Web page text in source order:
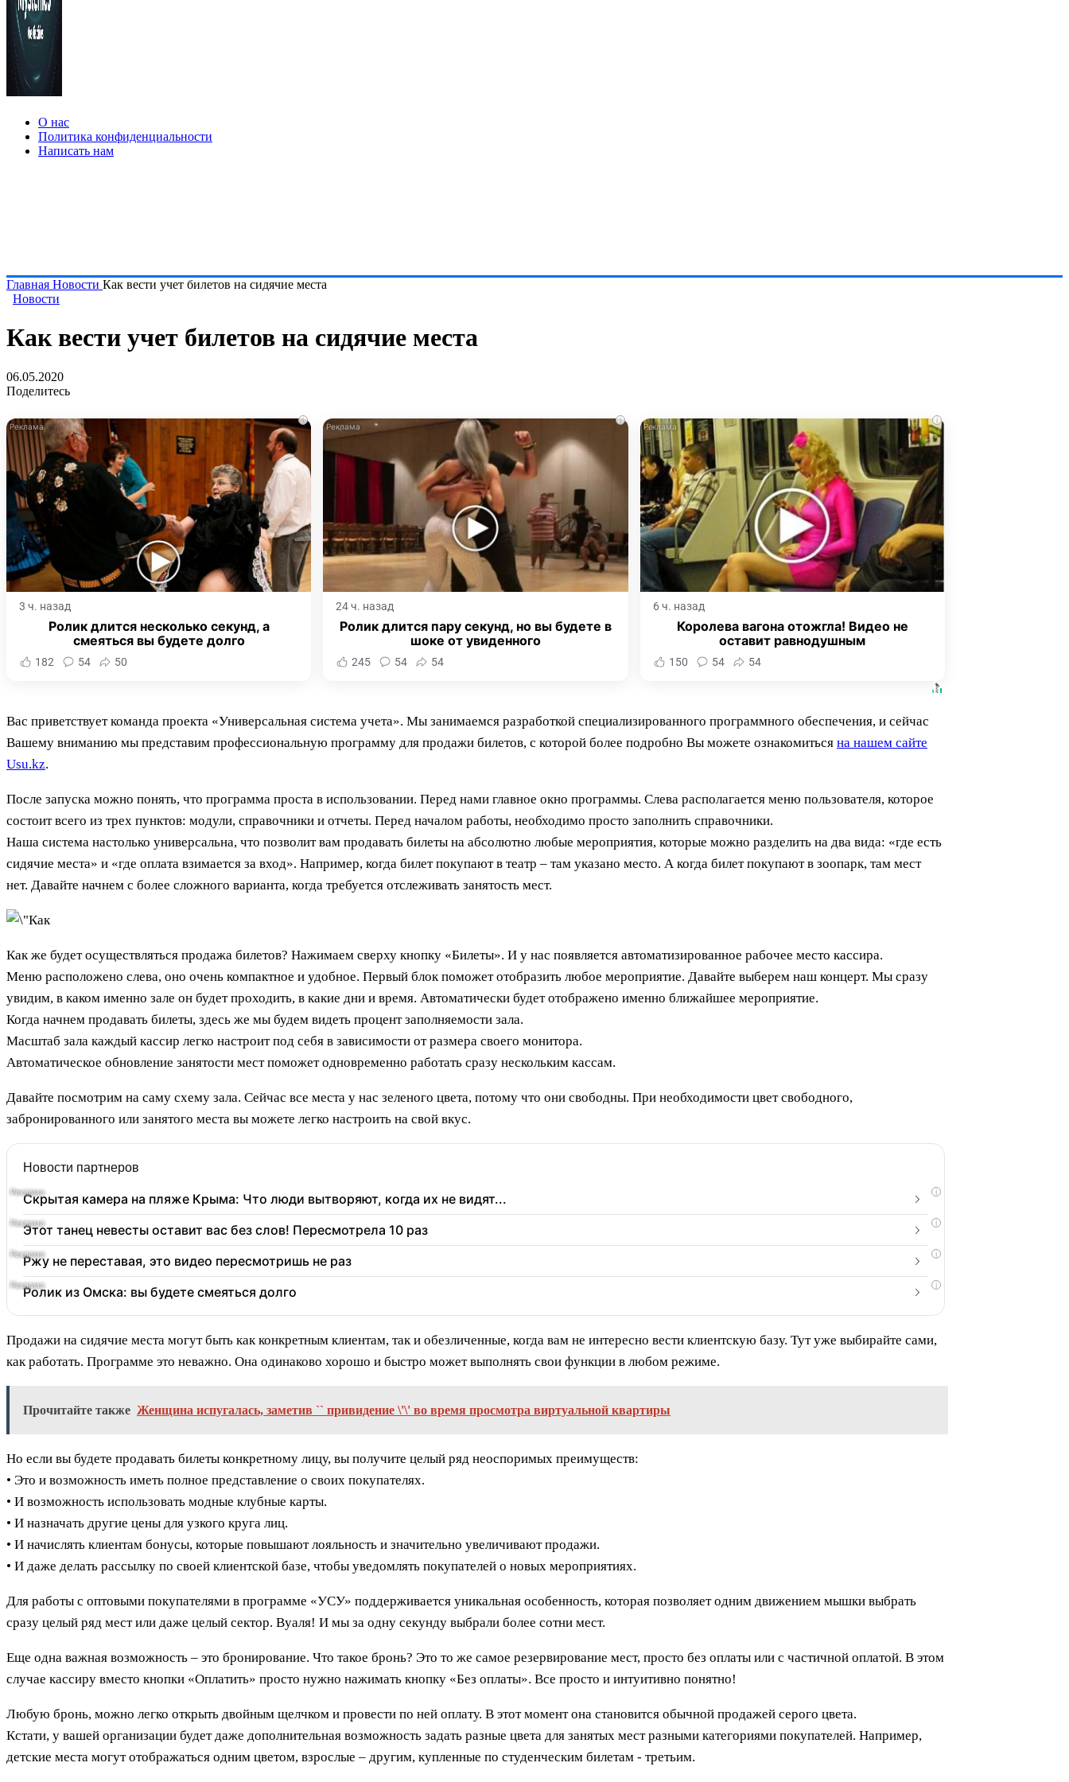
О нас
Политика конфиденциальности
Написать нам
Главная Новости Как вести учет билетов на сидячие места
Новости
Как вести учет билетов на сидячие места
06.05.2020
Поделитесь
i
3 ч. назад
Ролик длится несколько секунд, а
смеяться вы будете долго
182 54 50
i
24 ч. назад
Ролик длится пару секунд, но вы будете в
шоке от увиденного
245 54 54
i
6 ч. назад
Королева вагона отожгла! Видео не
оставит равнодушным
150 54 54
Вас приветствует команда проекта «Универсальная система учета». Мы занимаемся разработкой специализированного программного обеспечения, и сейчас
Вашему вниманию мы представим профессиональную программу для продажи билетов, с которой более подробно Вы можете ознакомиться на нашем сайте
Usu.kz.
После запуска можно понять, что программа проста в использовании. Перед нами главное окно программы. Слева располагается меню пользователя, которое
состоит всего из трех пунктов: модули, справочники и отчеты. Перед началом работы, необходимо просто заполнить справочники.
Наша система настолько универсальна, что позволит вам продавать билеты на абсолютно любые мероприятия, которые можно разделить на два вида: «где есть
сидячие места» и «где оплата взимается за вход». Например, когда билет покупают в театр – там указано место. А когда билет покупают в зоопарк, там мест
нет. Давайте начнем с более сложного варианта, когда требуется отслеживать занятость мест.
Как же будет осуществляться продажа билетов? Нажимаем сверху кнопку «Билеты». И у нас появляется автоматизированное рабочее место кассира.
Меню расположено слева, оно очень компактное и удобное. Первый блок поможет отобразить любое мероприятие. Давайте выберем наш концерт. Мы сразу
увидим, в каком именно зале он будет проходить, в какие дни и время. Автоматически будет отображено именно ближайшее мероприятие.
Когда начнем продавать билеты, здесь же мы будем видеть процент заполняемости зала.
Масштаб зала каждый кассир легко настроит под себя в зависимости от размера своего монитора.
Автоматическое обновление занятости мест поможет одновременно работать сразу нескольким кассам.
Давайте посмотрим на саму схему зала. Сейчас все места у нас зеленого цвета, потому что они свободны. При необходимости цвет свободного,
забронированного или занятого места вы можете легко настроить на свой вкус.
Новости партнеров
i
Скрытая камера на пляже Крыма: Что люди вытворяют, когда их не видят...
i
Этот танец невесты оставит вас без слов! Пересмотрела 10 раз
i
Ржу не переставая, это видео пересмотришь не раз
i
Ролик из Омска: вы будете смеяться долго
Продажи на сидячие места могут быть как конкретным клиентам, так и обезличенные, когда вам не интересно вести клиентскую базу. Тут уже выбирайте сами,
как работать. Программе это неважно. Она одинаково хорошо и быстро может выполнять свои функции в любом режиме.
Прочитайте также Женщина испугалась, заметив `` привидение \'\' во время просмотра виртуальной квартиры
Но если вы будете продавать билеты конкретному лицу, вы получите целый ряд неоспоримых преимуществ:
• Это и возможность иметь полное представление о своих покупателях.
• И возможность использовать модные клубные карты.
• И назначать другие цены для узкого круга лиц.
• И начислять клиентам бонусы, которые повышают лояльность и значительно увеличивают продажи.
• И даже делать рассылку по своей клиентской базе, чтобы уведомлять покупателей о новых мероприятиях.
Для работы с оптовыми покупателями в программе «УСУ» поддерживается уникальная особенность, которая позволяет одним движением мышки выбрать
сразу целый ряд мест или даже целый сектор. Вуаля! И мы за одну секунду выбрали более сотни мест.
Еще одна важная возможность – это бронирование. Что такое бронь? Это то же самое резервирование мест, просто без оплаты или с частичной оплатой. В этом
случае кассиру вместо кнопки «Оплатить» просто нужно нажимать кнопку «Без оплаты». Все просто и интуитивно понятно!
Любую бронь, можно легко открыть двойным щелчком и провести по ней оплату. В этот момент она становится обычной продажей серого цвета.
Кстати, у вашей организации будет даже дополнительная возможность задать разные цвета для занятых мест разными категориями покупателей. Например,
детские места могут отображаться одним цветом, взрослые – другим, купленные по студенческим билетам - третьим.